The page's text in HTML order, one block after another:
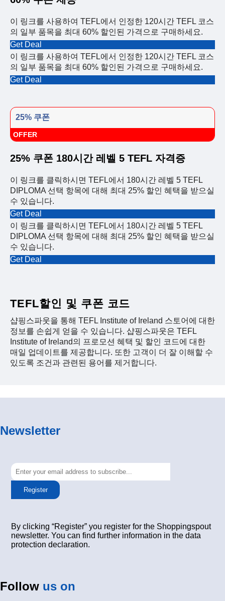
이 링크를 사용하여 TEFL에서 인정한 120시간 TEFL 코스
의 일부 품목을 최대 60% 할인된 가격으로 구매하세요.
Get Deal
이 링크를 사용하여 TEFL에서 인정한 120시간 TEFL 코스
의 일부 품목을 최대 60% 할인된 가격으로 구매하세요.
Get Deal
25% 쿠폰
OFFER
25% 쿠폰 180시간 레벨 5 TEFL 자격증
이 링크를 클릭하시면 TEFL에서 180시간 레벨 5 TEFL
DIPLOMA 선택 항목에 대해 최대 25% 할인 혜택을 받으실
수 있습니다.
Get Deal
이 링크를 클릭하시면 TEFL에서 180시간 레벨 5 TEFL
DIPLOMA 선택 항목에 대해 최대 25% 할인 혜택을 받으실
수 있습니다.
Get Deal
TEFL할인 및 쿠폰 코드
샵핑스파웃을 통해 TEFL Institute of Ireland 스토어에 대한
정보를 손쉽게 얻을 수 있습니다. 샵핑스파웃은 TEFL
Institute of Ireland의 프로모션 혜택 및 할인 코드에 대한
매일 업데이트를 제공합니다. 또한 고객이 더 잘 이해할 수
있도록 조건과 관련된 용어를 제거합니다.
Newsletter
Register
By clicking “Register” you register for the Shoppingspout
newsletter. You can find further information in the data
protection declaration.
Follow us on